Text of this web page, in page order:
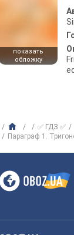
показать
обложку
✅ ГДЗ ✅
Параграф 1.